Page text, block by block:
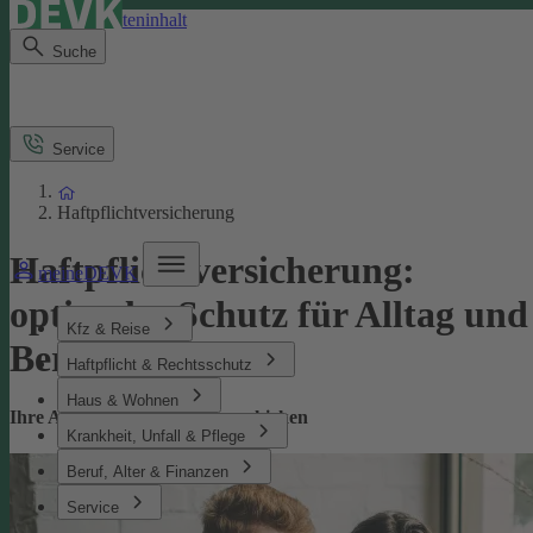
Direkt zum Seiteninhalt
Suche
meineDEVK
Kfz & Reise
Haftpflicht & Rechtsschutz
Haus & Wohnen
Krankheit, Unfall & Pflege
Beruf, Alter & Finanzen
Service
Service
Haftpflichtversicherung
Haftpflichtversicherung:
optimaler Schutz für Alltag und
Beruf
Ihre Absicherung bei Missgeschicken